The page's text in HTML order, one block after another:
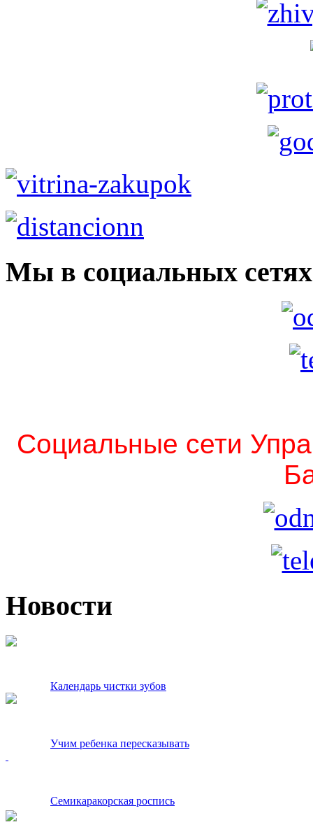
Мы в социальных сетях
Социальные сети
Новости
Календарь чистки зубов
Учим ребенка пересказывать
Семикаракорская роспись